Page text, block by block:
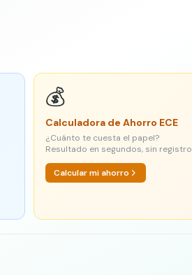
💰
Calculadora de Ahorro ECE
¿Cuánto te cuesta el papel?
Resultado en segundos, sin registro
Calcular mi ahorro